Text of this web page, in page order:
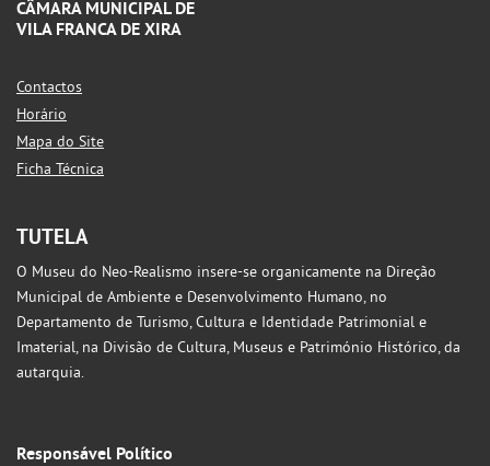
CÂMARA MUNICIPAL DE
VILA FRANCA DE XIRA
Contactos
Horário
Mapa do Site
Ficha Técnica
TUTELA
O Museu do Neo-Realismo insere-se organicamente na Direção
Municipal de Ambiente e Desenvolvimento Humano, no
Departamento de Turismo, Cultura e Identidade Patrimonial e
Imaterial, na Divisão de Cultura, Museus e Património Histórico, da
autarquia.
Responsável Político